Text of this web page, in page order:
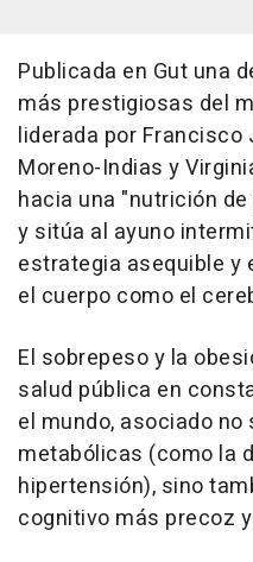
Publicada en Gut una
más prestigiosas del
liderada por Francisco
Moreno-Indias y
hacia una "nutrición
y sitúa al ayuno
estrategia asequible y
el cuerpo como el
El sobrepeso y la
salud pública en
el mundo, asociado
metabólicas (como la
hipertensión), sino
cognitivo más precoz